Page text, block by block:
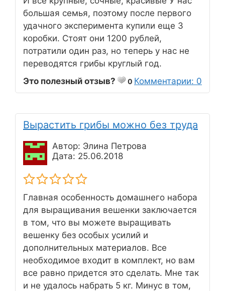
большая семья, поэтому после первого
удачного эксперимента купили еще 3
коробки. Стоят они 1200 рублей,
потратили один раз, но теперь у нас не
переводятся грибы круглый год.
Это полезный отзыв?
0 Комментарии: 0
Вырастить грибы можно без труда
Автор: Элина Петрова
Дата: 25.06.2018
Главная особенность домашнего набора
для выращивания вешенки заключается
в том, что вы можете выращивать
вешенку без особых усилий и
дополнительных материалов. Все
необходимое входит в комплект, но вам
все равно придется это сделать. Мне так
и не удалось набрать 5 кг. Минус в том,